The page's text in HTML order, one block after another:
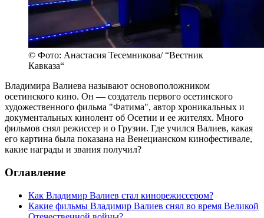
© Фото: Анастасия Тесемникова/ “Вестник
Кавказа“
Владимира Валиева называют основоположником
осетинского кино. Он — создатель первого осетинского
художественного фильма "Фатима", автор хроникальных и
документальных кинолент об Осетии и ее жителях. Много
фильмов снял режиссер и о Грузии. Где учился Валиев, какая
его картина была показана на Венецианском кинофестивале,
какие награды и звания получил?
Оглавление
Как Владимир Валиев стал кинорежиссером?
Какие фильмы Владимир Валиев снял во время Великой